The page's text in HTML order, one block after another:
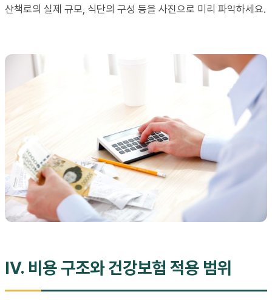
산책로의 실제 규모, 식단의 구성 등을 사진으로 미리 파악하세요.
IV. 비용 구조와 건강보험 적용 범위